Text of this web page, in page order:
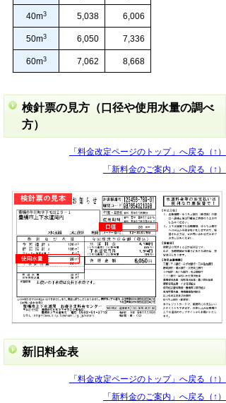
40m3 5,038 6,006
50m3 6,050 7,336
60m3 7,062 8,668
検針票の見方（口径や使用水量の調べ
方）
「料金改定ページのトップ」へ戻る（↑）
「新料金のご案内」へ戻る（↑）
新旧料金表
「料金改定ページのトップ」へ戻る（↑）
「新料金のご案内」へ戻る（↑）